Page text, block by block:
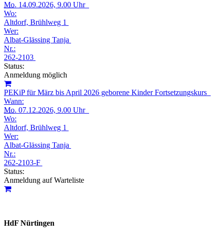
Mo. 14.09.2026, 9.00 Uhr
Wo:
Altdorf, Brühlweg 1
Wer:
Albat-Glässing Tanja
Nr.:
262-2103
Status:
Anmeldung möglich
PEKiP für März bis April 2026 geborene Kinder Fortsetzungskurs
Wann:
Mo. 07.12.2026, 9.00 Uhr
Wo:
Altdorf, Brühlweg 1
Wer:
Albat-Glässing Tanja
Nr.:
262-2103-F
Status:
Anmeldung auf Warteliste
HdF Nürtingen